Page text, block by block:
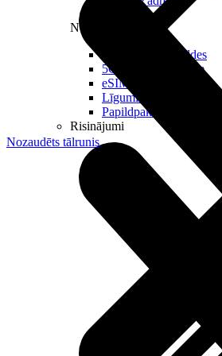
Noderīgi
Jautājumi un atbildes
5G pārklājuma karte
eSIM tehnoloģija
Līgumi un noteikumi
Papildpakalpojumi
Risinājumi
Nozaudēts tālrunis